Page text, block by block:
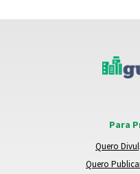
Para
Quero
Quero